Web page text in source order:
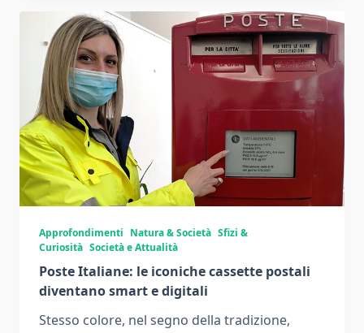
Approfondimenti Natura & Società Sfizi &
Curiosità Società e Attualità
Poste Italiane: le iconiche cassette postali
diventano smart e digitali
Stesso colore, nel segno della tradizione,